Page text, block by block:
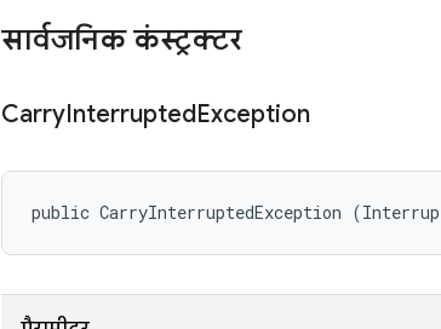
सार्वजनिक कंस्ट्रक्टर
CarryInterruptedException
public CarryInterruptedException